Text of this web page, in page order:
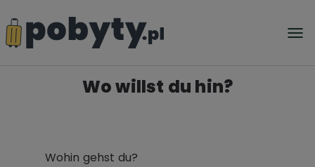
Wo willst du hin?